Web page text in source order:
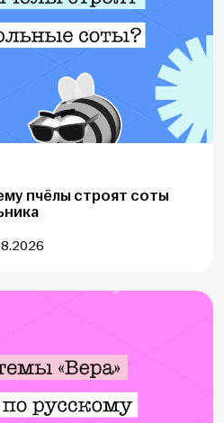
пчёлы строят соты